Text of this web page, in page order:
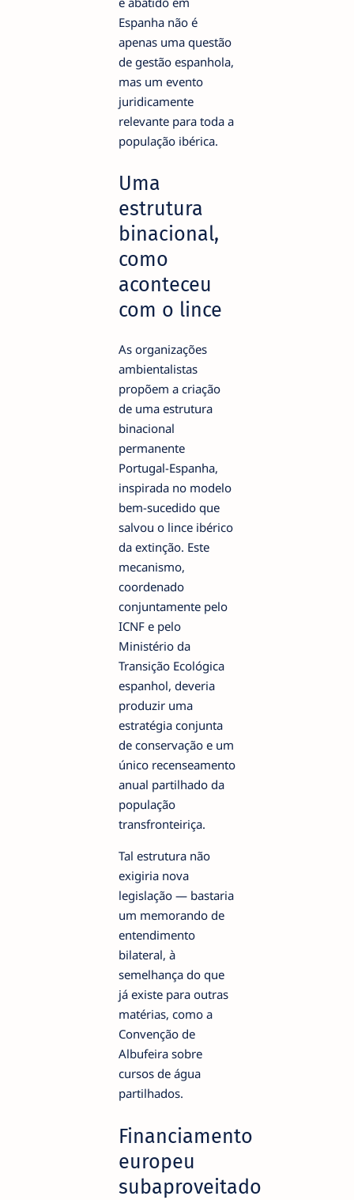
Espanha não é
apenas uma questão
de gestão espanhola,
mas um evento
juridicamente
relevante para toda a
população ibérica.
Uma
estrutura
binacional,
como
aconteceu
com o lince
As organizações
ambientalistas
propõem a criação
de uma estrutura
binacional
permanente
Portugal-Espanha,
inspirada no modelo
bem-sucedido que
salvou o lince ibérico
da extinção. Este
mecanismo,
coordenado
conjuntamente pelo
ICNF e pelo
Ministério da
Transição Ecológica
espanhol, deveria
produzir uma
estratégia conjunta
de conservação e um
único recenseamento
anual partilhado da
população
transfronteiriça.
Tal estrutura não
exigiria nova
legislação — bastaria
um memorando de
entendimento
bilateral, à
semelhança do que
já existe para outras
matérias, como a
Convenção de
Albufeira sobre
cursos de água
partilhados.
Financiamento
europeu
subaproveitado